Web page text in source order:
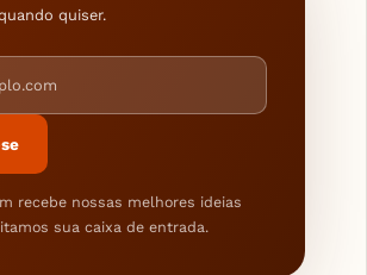
quiser.
recebe nossas melhores ideias
sua caixa de entrada.